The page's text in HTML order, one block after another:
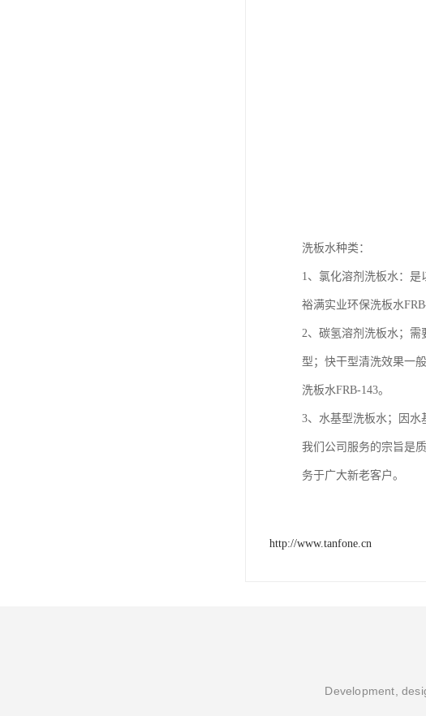
洗板水种类：
1、氯化溶剂洗板水：
裕满实业环保洗板水FRB-
2、碳氢溶剂洗板水；需
型；快干型清洗效果一
洗板水FRB-143。
3、水基型洗板水；因水
我们公司服务的宗旨是
务于广大新老客户。
http://www.tanfone.cn
Development,